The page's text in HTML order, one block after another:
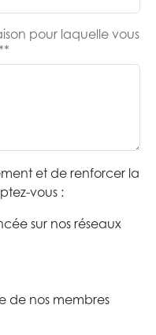
pour laquelle vous
*
et de renforcer la
vous :
sur nos réseaux
de nos membres